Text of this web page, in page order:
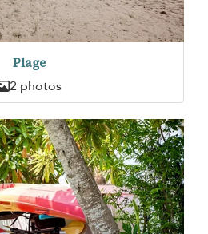
Plage
2 photos